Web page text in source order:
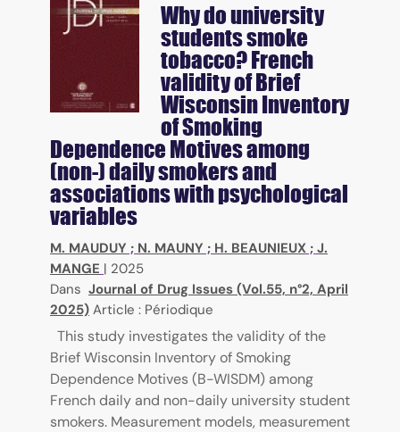
Why do university
students smoke
tobacco? French
validity of Brief
Wisconsin Inventory
of Smoking
Dependence Motives among
(non-) daily smokers and
associations with psychological
variables
M. MAUDUY ; N. MAUNY ; H. BEAUNIEUX ; J.
MANGE | 2025
Dans Journal of Drug Issues (Vol.55, n°2, April
2025) Article : Périodique
This study investigates the validity of the
Brief Wisconsin Inventory of Smoking
Dependence Motives (B-WISDM) among
French daily and non-daily university student
smokers. Measurement models, measurement